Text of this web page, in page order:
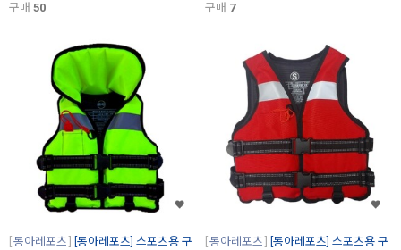
구매 50
구매 7
동아레포츠
[동아레포츠] 스포츠용 구
동아레포츠
[동아레포츠] 스포츠용 구